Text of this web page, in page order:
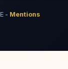
- Mentions